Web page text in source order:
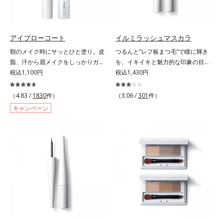
み、立体的で華やかな目元に仕上が
ります。容器の中でプレスされた粉
れて丸い粉体になる「バウンスロー
上で転がりやすく、ひと塗りでふわ
っとのび広がります。
アイブローコート
朝のメイク時にサッとひと塗り。皮
脂、汗から眉メイクをしっかりガー
ド！。メイク時に描いた眉の上から
サッとひと塗りするだけで、描いた
ままの美しい眉を長時間キープしま
す。汗、皮脂、こすれなどから美し
い眉をしっかり守るウォータープル
ングで簡単に落とすことができま
す。速乾性のサラッとした透明の液
なので、塗ったことを忘れてしまう
くらい自然な仕上がり。毎日使うも
のだから、肌へのやさしさも考慮
し、植物性保湿成分・ユリエキスを
税込1,100円
（4.83 / 1830件）
キャンペーン
イルミラッシュマスカラ
つるんと“レフ板まつ毛”で瞳に輝き
を。イキイキと魅力的な印象の目元
へ。“レフ板まつ毛”で瞳に光を映り
込ませ、印象的な目元に魅せるマス
カラです。特殊な板状の粉体がまつ
服や気分に合わせて1本で2つの仕上
がりが楽しめる2wayブラシを採用
しました。ひと塗りでまつ毛を根元
から持ち上げて、美しくセパレート
させ、瞳への輝きをサポートしま
す。しなやかにカールをキープし、
汗や皮脂に強いウォータープルーフ
税込1,430円
（3.06 /301件）